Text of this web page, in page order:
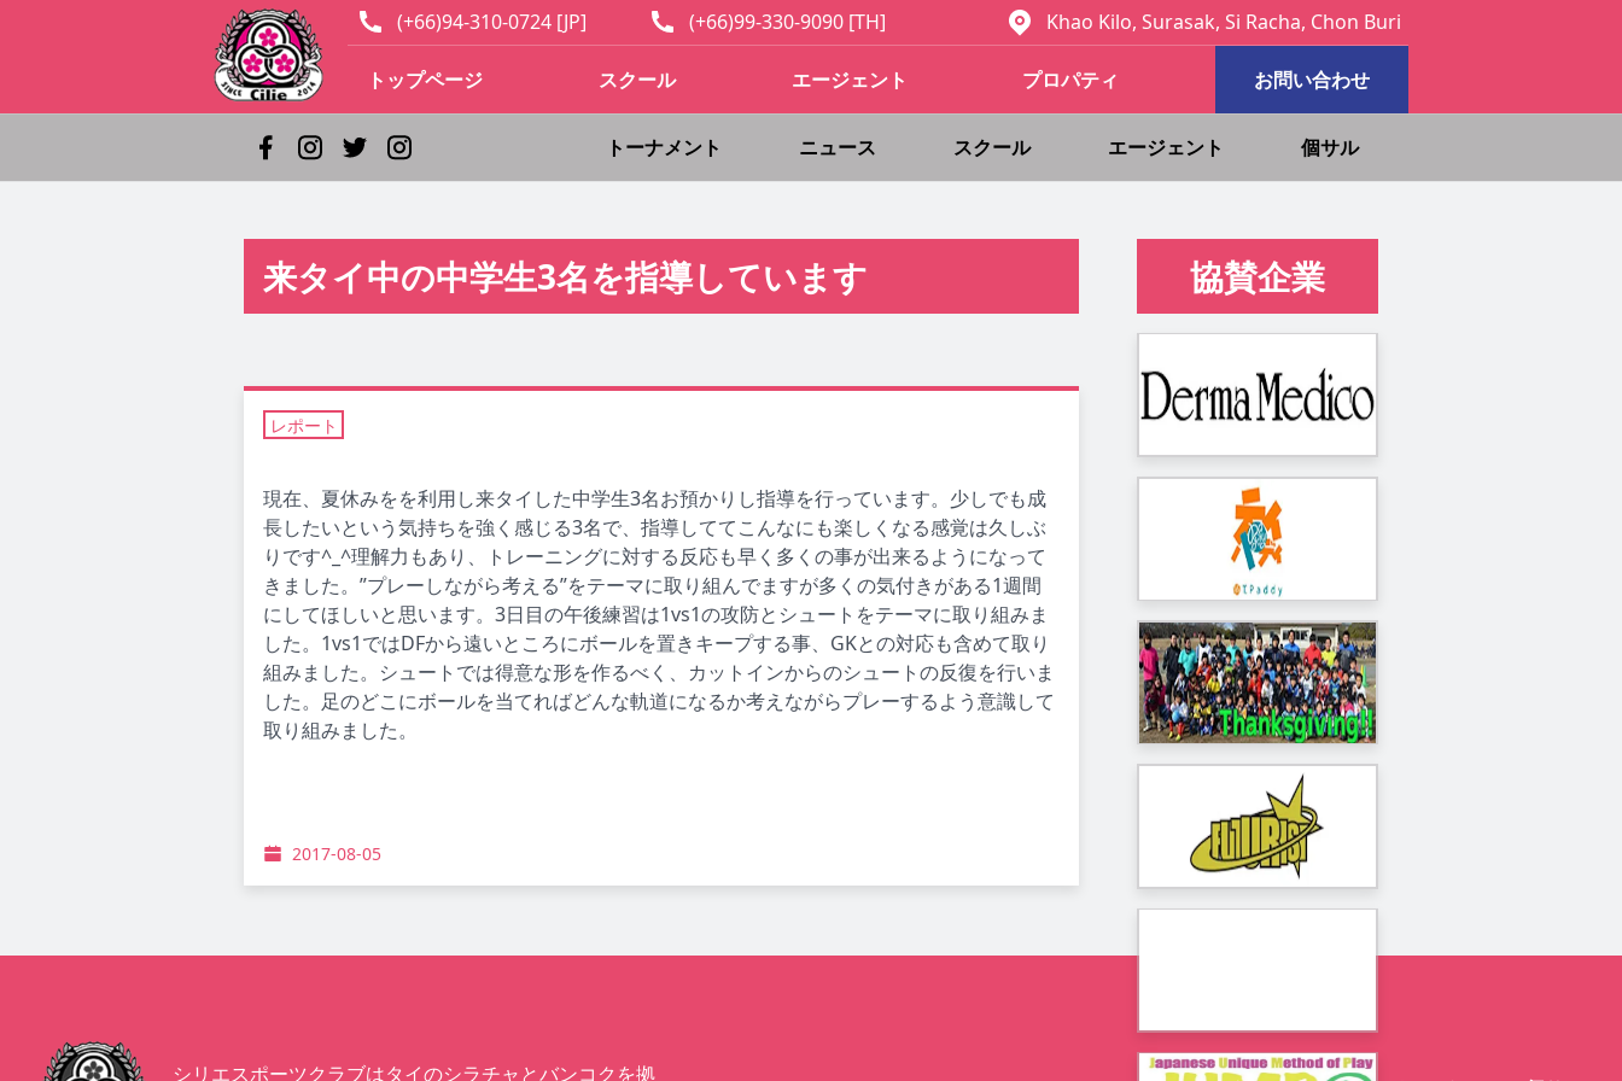
(+66)94-310-0724 [JP] (+66)99-330-9090 [TH] Khao Kilo, Surasak, Si Racha, Chon Buri
トップページ スクール エージェント プロパティ お問い合わせ
トーナメント ニュース スクール エージェント 個サル
来タイ中の中学生3名を指導しています
レポート
現在、夏休みをを利用し来タイした中学生3名お預かりし指導を行っています。少しでも成
長したいという気持ちを強く感じる3名で、指導しててこんなにも楽しくなる感覚は久しぶ
りです^_^理解力もあり、トレーニングに対する反応も早く多くの事が出来るようになって
きました。”プレーしながら考える”をテーマに取り組んでますが多くの気付きがある1週間
にしてほしいと思います。3日目の午後練習は1vs1の攻防とシュートをテーマに取り組みま
した。1vs1ではDFから遠いところにボールを置きキープする事、GKとの対応も含めて取り
組みました。シュートでは得意な形を作るべく、カットインからのシュートの反復を行いま
した。足のどこにボールを当てればどんな軌道になるか考えながらプレーするよう意識して
取り組みました。
2017-08-05
協賛企業
シリエスポーツクラブはタイのシラチャとバンコクを拠